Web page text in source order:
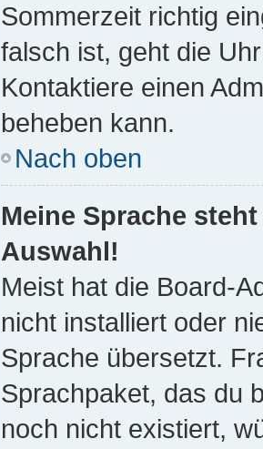
Sommerzeit richtig
falsch ist, geht die
Kontaktiere einen
beheben kann.
Nach oben
Meine Sprache
Auswahl!
Meist hat die Board-
nicht installiert oder
Sprache übersetzt.
Sprachpaket, das du
noch nicht existiert,